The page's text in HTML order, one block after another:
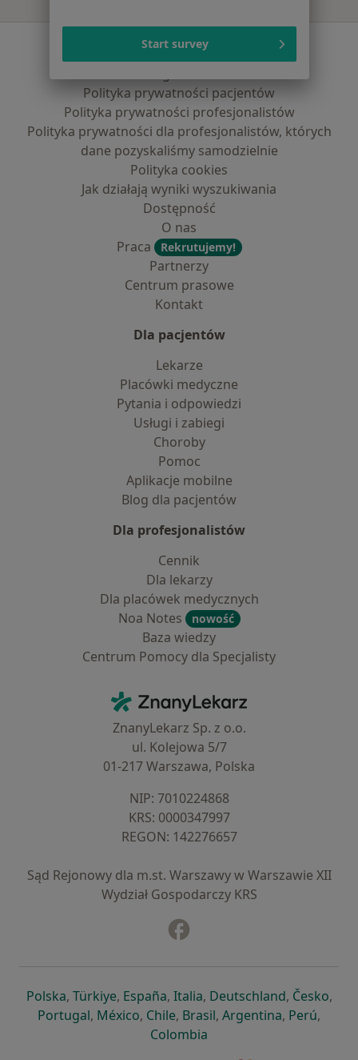
Serwis
Polityka prywatności pacjentów
Polityka prywatności profesjonalistów
Polityka prywatności dla profesjonalistów, których
dane pozyskaliśmy samodzielnie
Polityka cookies
Jak działają wyniki wyszukiwania
Dostępność
O nas
Praca
Rekrutujemy!
Partnerzy
Centrum prasowe
Kontakt
Dla pacjentów
Lekarze
Placówki medyczne
Pytania i odpowiedzi
Usługi i zabiegi
Choroby
Pomoc
Aplikacje mobilne
Blog dla pacjentów
Dla profesjonalistów
Cennik
Dla lekarzy
Dla placówek medycznych
Noa Notes
nowość
Baza wiedzy
Centrum Pomocy dla Specjalisty
ZnanyLekarz - Strona główna
ZnanyLekarz Sp. z o.o.
ul. Kolejowa 5/7
01-217 Warszawa, Polska
NIP: ⁠7010224868
KRS: ⁠0000347997
REGON: ⁠142276657
Sąd Rejonowy dla m.st. Warszawy w Warszawie XII
Wydział Gospodarczy KRS
Polskaotwiera się w nowej karcie
, Türkiyeotwiera się w nowej karcie
, Españaotwiera się w nowej karcie
, Italiaotwiera się w nowej
, Deutschlandotwiera się
, Česko,
Portugalotwiera się w nowej karcie
, Méxicootwiera się w nowej karcie
, Chileotwiera się w nowej karcie
, Brasilotwiera się w nowej
, Argentinaotwiera się
, Perú,
Colombia
Start survey